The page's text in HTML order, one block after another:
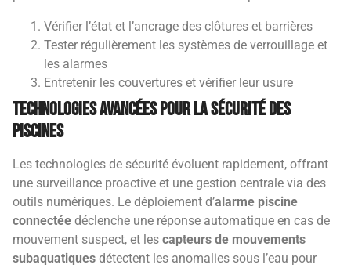
Vérifier l’état et l’ancrage des clôtures et barrières
Tester régulièrement les systèmes de verrouillage et
les alarmes
Entretenir les couvertures et vérifier leur usure
Technologies avancées pour la sécurité des
piscines
Les technologies de sécurité évoluent rapidement, offrant
une surveillance proactive et une gestion centrale via des
outils numériques. Le déploiement d’alarme piscine
connectée déclenche une réponse automatique en cas de
mouvement suspect, et les capteurs de mouvements
subaquatiques détectent les anomalies sous l’eau pour